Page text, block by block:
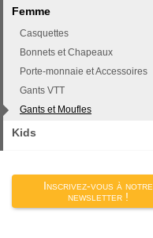
Femme
Casquettes
Bonnets et Chapeaux
Porte-monnaie et Accessoires
Gants VTT
Gants et Moufles
Kids
Inscrivez-vous à notre
newsletter !